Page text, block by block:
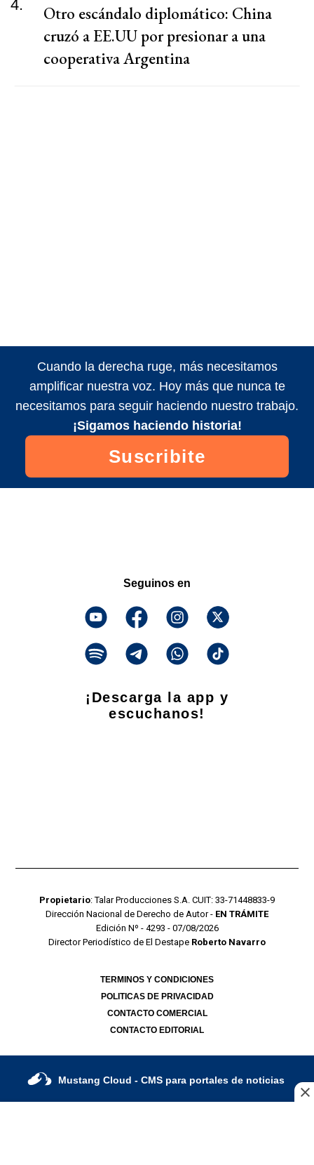
4.
Otro escándalo diplomático: China
cruzó a EE.UU por presionar a una
cooperativa Argentina
Cuando la derecha ruge, más necesitamos
amplificar nuestra voz. Hoy más que nunca te
necesitamos para seguir haciendo nuestro trabajo.
¡Sigamos haciendo historia!
Suscribite
Seguinos en
¡Descarga la app y
escuchanos!
Propietario: Talar Producciones S.A. CUIT: 33-71448833-9
Dirección Nacional de Derecho de Autor - EN TRÁMITE
Edición Nº - 4293 - 07/08/2026
Director Periodístico de El Destape Roberto Navarro
TERMINOS Y CONDICIONES
POLITICAS DE PRIVACIDAD
CONTACTO COMERCIAL
CONTACTO EDITORIAL
Mustang Cloud - CMS para portales de noticias